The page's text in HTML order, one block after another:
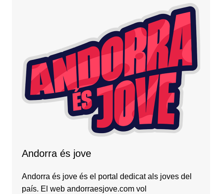
Andorra és jove
Andorra és jove és el portal dedicat als joves del
país. El web andorraesjove.com vol